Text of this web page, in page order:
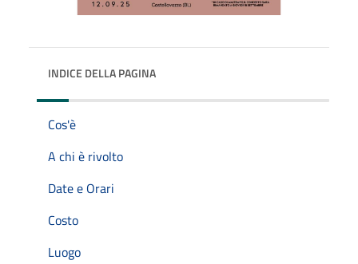
INDICE DELLA PAGINA
Cos'è
A chi è rivolto
Date e Orari
Costo
Luogo